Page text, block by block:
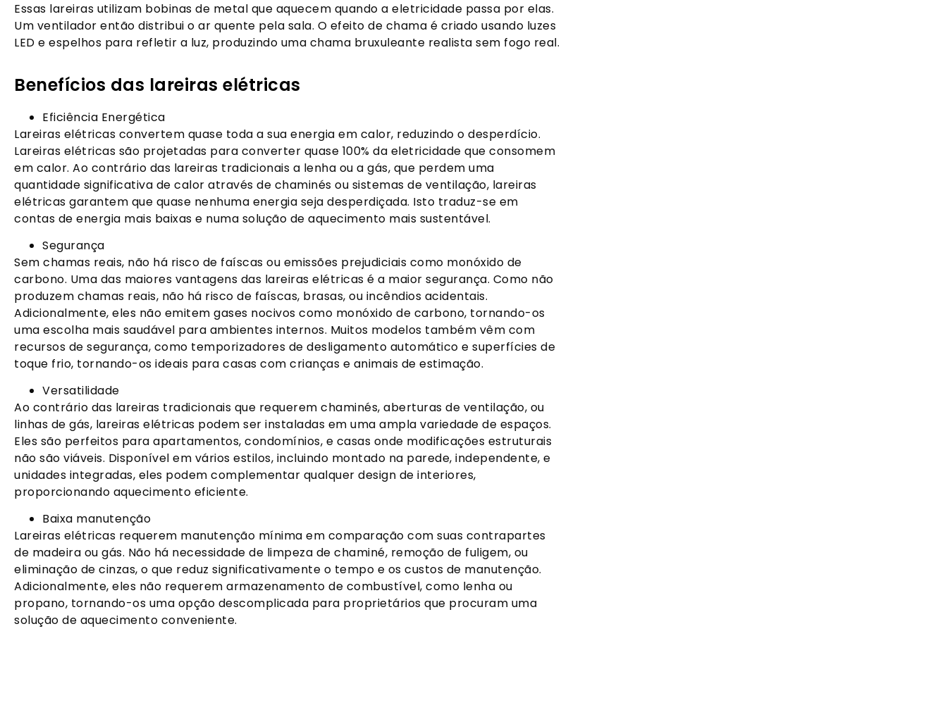
Essas lareiras utilizam bobinas de metal que aquecem quando a eletricidade passa por elas.
Um ventilador então distribui o ar quente pela sala. O efeito de chama é criado usando luzes
LED e espelhos para refletir a luz, produzindo uma chama bruxuleante realista sem fogo real.
Benefícios das lareiras elétricas
Eficiência Energética
Lareiras elétricas convertem quase toda a sua energia em calor, reduzindo o desperdício.
Lareiras elétricas são projetadas para converter quase 100% da eletricidade que consomem
em calor. Ao contrário das lareiras tradicionais a lenha ou a gás, que perdem uma
quantidade significativa de calor através de chaminés ou sistemas de ventilação, lareiras
elétricas garantem que quase nenhuma energia seja desperdiçada. Isto traduz-se em
contas de energia mais baixas e numa solução de aquecimento mais sustentável.
Segurança
Sem chamas reais, não há risco de faíscas ou emissões prejudiciais como monóxido de
carbono. Uma das maiores vantagens das lareiras elétricas é a maior segurança. Como não
produzem chamas reais, não há risco de faíscas, brasas, ou incêndios acidentais.
Adicionalmente, eles não emitem gases nocivos como monóxido de carbono, tornando-os
uma escolha mais saudável para ambientes internos. Muitos modelos também vêm com
recursos de segurança, como temporizadores de desligamento automático e superfícies de
toque frio, tornando-os ideais para casas com crianças e animais de estimação.
Versatilidade
Ao contrário das lareiras tradicionais que requerem chaminés, aberturas de ventilação, ou
linhas de gás, lareiras elétricas podem ser instaladas em uma ampla variedade de espaços.
Eles são perfeitos para apartamentos, condomínios, e casas onde modificações estruturais
não são viáveis. Disponível em vários estilos, incluindo montado na parede, independente, e
unidades integradas, eles podem complementar qualquer design de interiores,
proporcionando aquecimento eficiente.
Baixa manutenção
Lareiras elétricas requerem manutenção mínima em comparação com suas contrapartes
de madeira ou gás. Não há necessidade de limpeza de chaminé, remoção de fuligem, ou
eliminação de cinzas, o que reduz significativamente o tempo e os custos de manutenção.
Adicionalmente, eles não requerem armazenamento de combustível, como lenha ou
propano, tornando-os uma opção descomplicada para proprietários que procuram uma
solução de aquecimento conveniente.